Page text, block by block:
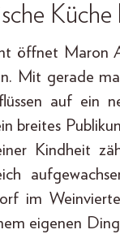
Küche
öffnet Maron
Mit gerade
auf ein
breites
Kindheit
im
eigenen